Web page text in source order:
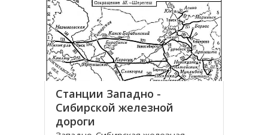
М55. Автомобильная трасса
«Байкал» начинается от г
Станции Западно -
Сибирской железной
дороги